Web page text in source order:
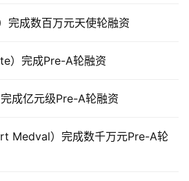
完成数百万元天使轮融资
）完成Pre-A轮融资
成亿元级Pre-A轮融资
Medval）完成数千万元Pre-A轮